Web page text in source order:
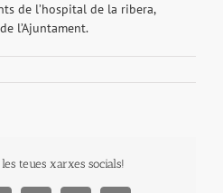
de l’hospital de la ribera,
l’Ajuntament.
teues xarxes socials!